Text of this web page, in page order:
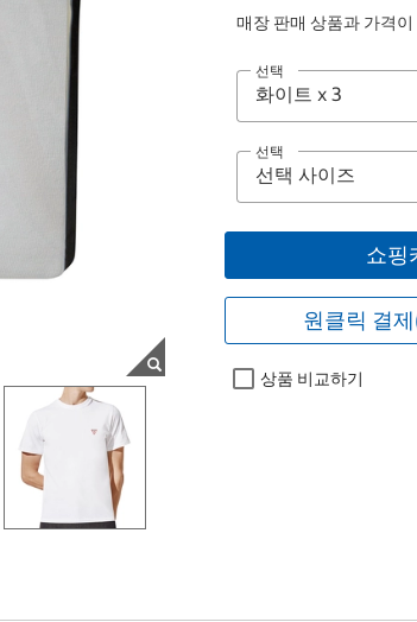
매장 판매 상품과 가격
선택
선택
쇼핑
원클릭 결
상품 비교하기